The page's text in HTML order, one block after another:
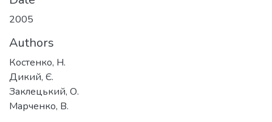
2005
Authors
Костенко, Н.
Дикий, Є.
Заклецький, О.
Марченко, В.